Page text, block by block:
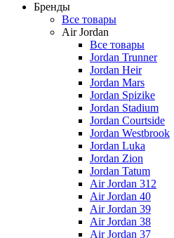
Бренды
Все товары
Air Jordan
Все товары
Jordan Trunner
Jordan Heir
Jordan Mars
Jordan Spizike
Jordan Stadium
Jordan Courtside
Jordan Westbrook
Jordan Luka
Jordan Zion
Jordan Tatum
Air Jordan 312
Air Jordan 40
Air Jordan 39
Air Jordan 38
Air Jordan 37